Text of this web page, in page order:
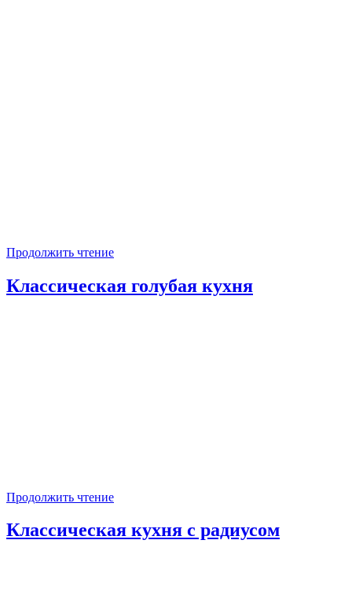
Продолжить чтение
Классическая голубая кухня
Продолжить чтение
Классическая кухня с радиусом